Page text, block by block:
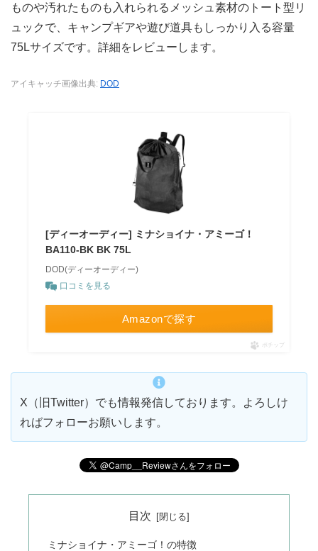
ものや汚れたものも入れられるメッシュ素材のトート型リ
ュックで、キャンプギアや遊び道具もしっかり入る容量
75Lサイズです。詳細をレビューします。
アイキャッチ画像出典: DOD
[ディーオーディー] ミナショイナ・アミーゴ！
BA110-BK BK 75L
DOD(ディーオーディー)
口コミを見る
Amazonで探す
ポチップ
X（旧Twitter）でも情報発信しております。よろしけ
ればフォローお願いします。
目次
ミナショイナ・アミーゴ！の特徴